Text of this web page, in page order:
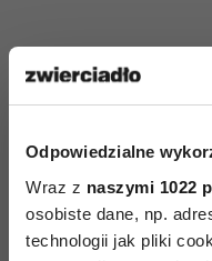
Odpowiedzialne
Wraz z naszymi 1022
osobiste dane, np.
technologii jak pliki